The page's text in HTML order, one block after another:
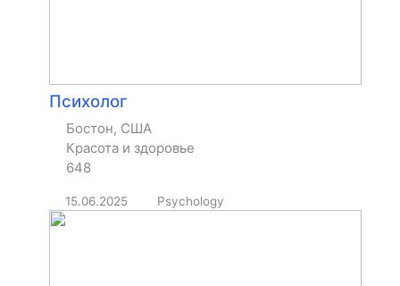
Психолог
Бостон, США
Красота и здоровье
648
15.06.2025 Psychology